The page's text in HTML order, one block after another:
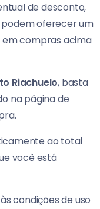
de desconto,
podem oferecer um
em compras acima
Riachuelo, basta
na página de
ao total
você está
condições de uso